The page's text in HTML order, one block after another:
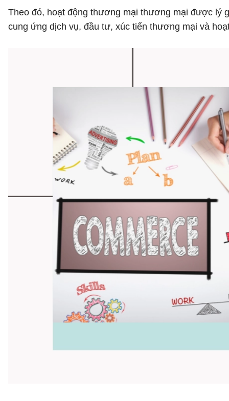
Theo đó, hoạt động thương mại thương mại được lý
cung ứng dịch vụ, đầu tư, xúc tiến thương mại và